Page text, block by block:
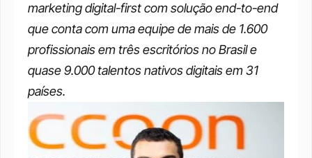
marketing digital-first com solução end-to-end
que conta com uma equipe de mais de 1.600
profissionais em três escritórios no Brasil e
quase 9.000 talentos nativos digitais em 31
países.